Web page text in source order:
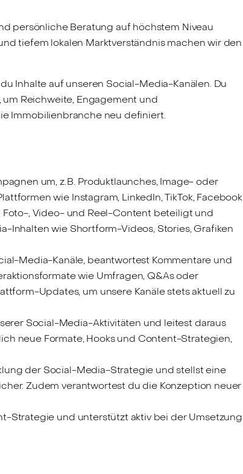
persönliche Beratung auf höchstem Niveau
tiefem lokalen Marktverständnis machen wir den
Inhalte auf unseren Social-Media-Kanälen. Du
Reichweite, Engagement und
Immobilienbranche neu definiert.
um, z. B. Produktlaunches, Image- oder
wie Instagram, LinkedIn, TikTok, Facebook
Foto-, Video- und Reel-Content beteiligt und
Inhalten wie Shortform-Videos, Stories, Grafiken
Media-Kanäle, beantwortest Kommentare und
wie Umfragen, Q&As oder
Updates, um unsere Kanäle stets aktuell zu
Social-Media-Aktivitäten und leitest daraus
neue Formate, Hooks und Content-Strategien,
der Social-Media-Strategie und stellst eine
Zudem verantwortest du die Konzeption neuer
Strategie und unterstützt aktiv bei der Umsetzung